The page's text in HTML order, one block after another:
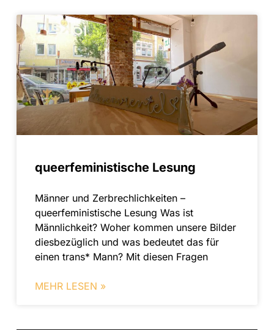
queerfeministische Lesung
Männer und Zerbrechlichkeiten –
queerfeministische Lesung Was ist
Männlichkeit? Woher kommen unsere Bilder
diesbezüglich und was bedeutet das für
einen trans* Mann? Mit diesen Fragen
MEHR LESEN »